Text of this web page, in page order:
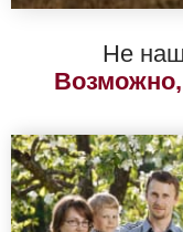
Не